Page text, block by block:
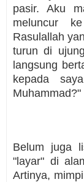
pasir. Aku
meluncur
Rasulallah
turun di
langsung
kepada
Muhammad?"
Belum juga
"layar" di
Artinya,